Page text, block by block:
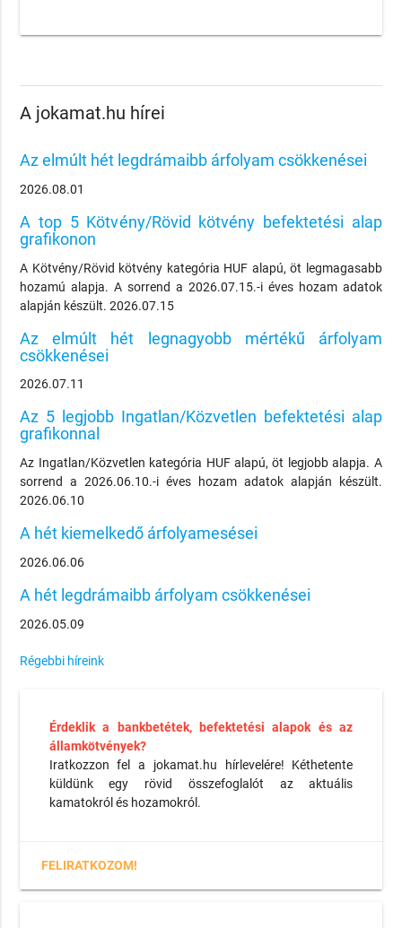
A jokamat.hu hírei
Az elmúlt hét legdrámaibb árfolyam csökkenései
2026.08.01
A top 5 Kötvény/Rövid kötvény befektetési alap
grafikonon
A Kötvény/Rövid kötvény kategória HUF alapú, öt legmagasabb
hozamú alapja. A sorrend a 2026.07.15.-i éves hozam adatok
alapján készült. 2026.07.15
Az elmúlt hét legnagyobb mértékű árfolyam
csökkenései
2026.07.11
Az 5 legjobb Ingatlan/Közvetlen befektetési alap
grafikonnal
Az Ingatlan/Közvetlen kategória HUF alapú, öt legjobb alapja. A
sorrend a 2026.06.10.-i éves hozam adatok alapján készült.
2026.06.10
A hét kiemelkedő árfolyamesései
2026.06.06
A hét legdrámaibb árfolyam csökkenései
2026.05.09
Régebbi híreink
Érdeklik a bankbetétek, befektetési alapok és az
államkötvények?
Iratkozzon fel a jokamat.hu hírlevelére! Kéthetente
küldünk egy rövid összefoglalót az aktuális
kamatokról és hozamokról.
FELIRATKOZOM!